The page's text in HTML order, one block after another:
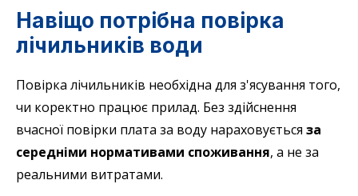
Навіщо потрібна повірка
лічильників води
Повірка лічильників необхідна для з'ясування того,
чи коректно працює прилад. Без здійснення
вчасної повірки плата за воду нараховується за
середніми нормативами споживання, а не за
реальними витратами.